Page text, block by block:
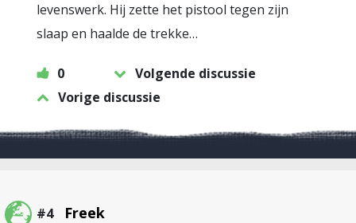
levenswerk. Hij zette het pistool tegen zijn
slaap en haalde de trekke…
0
Volgende discussie
Vorige discussie
#4 Freek